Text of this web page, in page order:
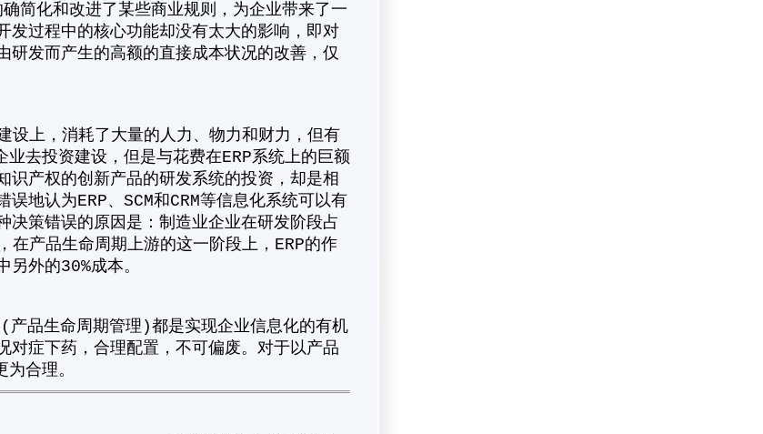
确简化和改进了某些商业规则，为企业带来了一
发过程中的核心功能却没有太大的影响，即对
研发而产生的高额的直接成本状况的改善，仅
设上，消耗了大量的人力、物力和财力，但有
去投资建设，但是与花费在ERP系统上的巨额
产权的创新产品的研发系统的投资，却是相
地认为ERP、SCM和CRM等信息化系统可以有
策错误的原因是：制造业企业在研发阶段占
产品生命周期上游的这一阶段上，ERP的作
外的30%成本。
产品生命周期管理)都是实现企业信息化的有机
对症下药，合理配置，不可偏废。对于以产品
合理。